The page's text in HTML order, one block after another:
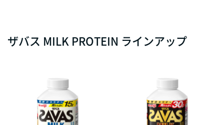
ザバス MILK PROTEIN ラインアップ